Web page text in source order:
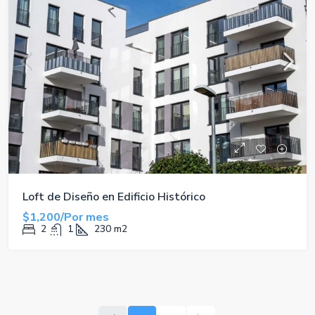
Loft de Diseño en Edificio Histórico
$1,200/Por mes
2 1 230 m2